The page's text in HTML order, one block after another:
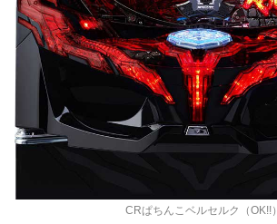
CRぱちんこベルセルク（OK!!）